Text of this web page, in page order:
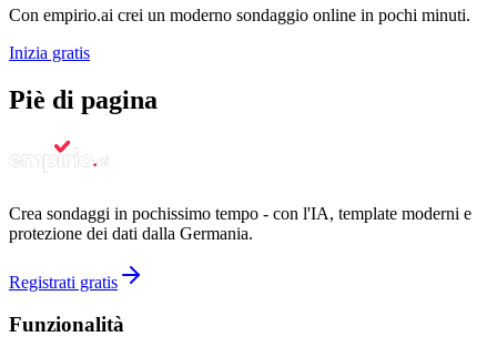
Con empirio.ai crei un moderno sondaggio online in pochi minuti.
Inizia gratis
Piè di pagina
Crea sondaggi in pochissimo tempo - con l'IA, template moderni e
protezione dei dati dalla Germania.
Registrati gratis
Funzionalità